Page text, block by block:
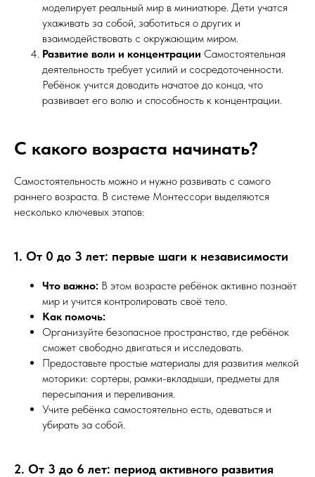
моделирует реальный мир в миниатюре. Дети учатся
ухаживать за собой, заботиться о других и
взаимодействовать с окружающим миром.
Развитие воли и концентрации Самостоятельная
деятельность требует усилий и сосредоточенности.
Ребёнок учится доводить начатое до конца, что
развивает его волю и способность к концентрации.
С какого возраста начинать?
Самостоятельность можно и нужно развивать с самого
раннего возраста. В системе Монтессори выделяются
несколько ключевых этапов:
1. От 0 до 3 лет: первые шаги к независимости
Что важно: В этом возрасте ребёнок активно познаёт
мир и учится контролировать своё тело.
Как помочь:
Организуйте безопасное пространство, где ребёнок
сможет свободно двигаться и исследовать.
Предоставьте простые материалы для развития мелкой
моторики: сортеры, рамки-вкладыши, предметы для
пересыпания и переливания.
Учите ребёнка самостоятельно есть, одеваться и
убирать за собой.
2. От 3 до 6 лет: период активного развития